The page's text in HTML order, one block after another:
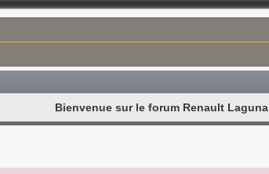
Bienvenue sur le forum Renault Laguna